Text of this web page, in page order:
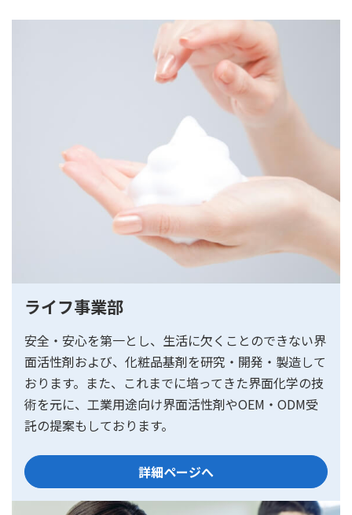
ライフ事業部
安全・安心を第一とし、生活に欠くことのできない界
面活性剤および、化粧品基剤を研究・開発・製造して
おります。また、これまでに培ってきた界面化学の技
術を元に、工業用途向け界面活性剤やOEM・ODM受
託の提案もしております。
詳細ページへ